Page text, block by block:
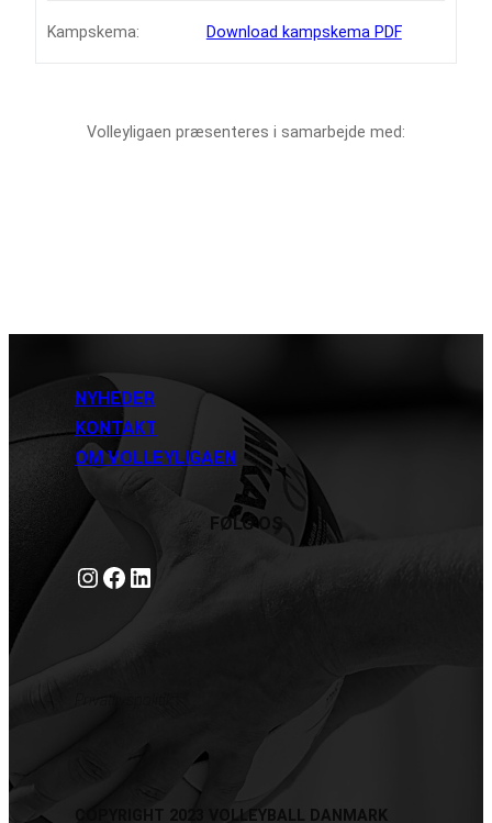
Kampskema: Download kampskema PDF
Volleyligaen præsenteres i samarbejde med:
NYHEDER
KONTAKT
OM VOLLEYLIGAEN
FØLG OS
Instagram https://www.facebook.com/danishbeachvolleytour LinkedIn
COPYRIGHT 2023 VOLLEYBALL DANMARK